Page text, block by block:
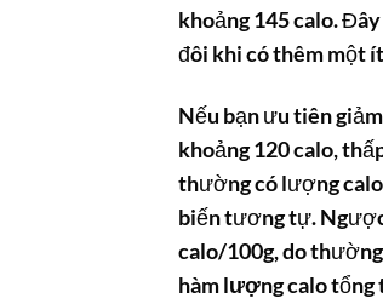
khoảng 145 calo.
đôi khi có thêm một
Nếu bạn ưu tiên
khoảng 120 calo,
thường có lượng
biến tương tự.
calo/100g, do
hàm lượng calotổng